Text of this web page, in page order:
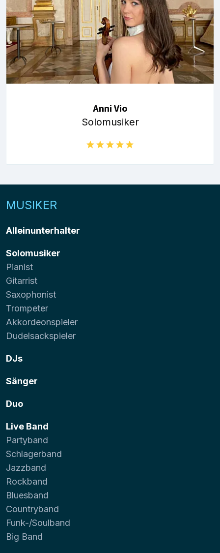
Anni Vio
Solomusiker
MUSIKER
Alleinunterhalter
Solomusiker
Pianist
Gitarrist
Saxophonist
Trompeter
Akkordeonspieler
Dudelsackspieler
DJs
Sänger
Duo
Live Band
Partyband
Schlagerband
Jazzband
Rockband
Bluesband
Countryband
Funk-/Soulband
Big Band